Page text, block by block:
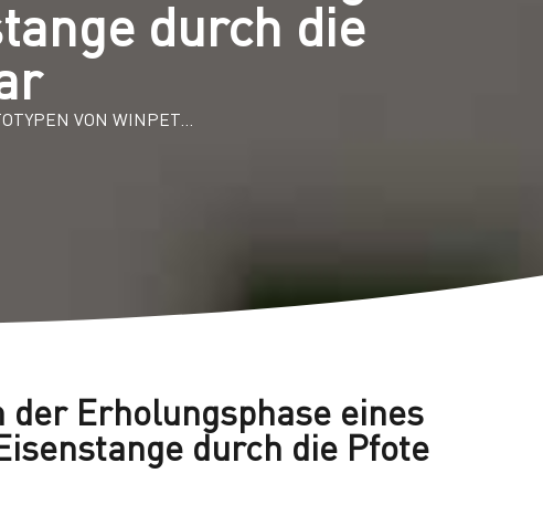
durch die
VON WINPET…
der Erholungsphase eines
durch die Pfote